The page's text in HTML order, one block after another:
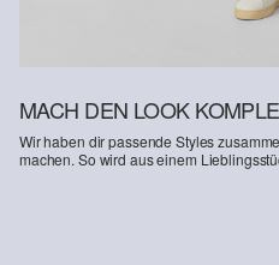
MACH DEN LOOK
Wir haben dir passende Styles
machen. So wird aus einem